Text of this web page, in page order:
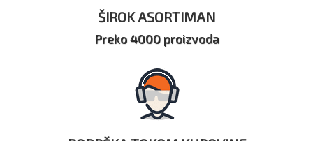
ŠIROK ASORTIMAN
Preko 4000 proizvoda